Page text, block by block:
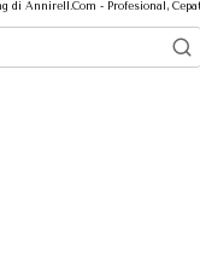
Profesional, Cepat dan Tepercaya ...